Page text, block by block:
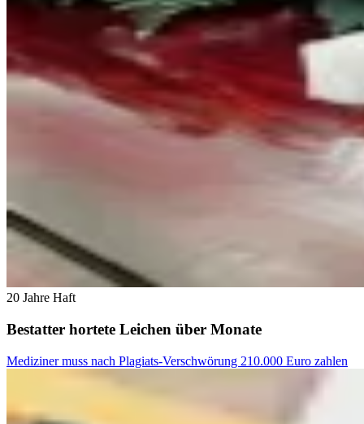
20 Jahre Haft
Bestatter hortete Leichen über Monate
Mediziner muss nach Plagiats-Verschwörung 210.000 Euro zahlen